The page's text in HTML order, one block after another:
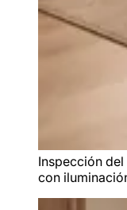
Inspección
con